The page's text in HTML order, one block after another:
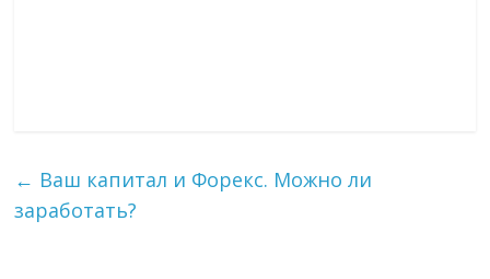
← Ваш капитал и Форекс. Можно ли
заработать?